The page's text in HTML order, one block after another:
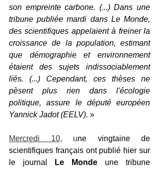
son empreinte carbone. (...) Dans une
tribune publiée mardi dans Le Monde,
des scientifiques appelaient à freiner la
croissance de la population, estimant
que démographie et environnement
étaient des sujets indissociablement
liés. (...) Cependant, ces thèses ne
pèsent plus rien dans l'écologie
politique, assure le député européen
Yannick Jadot (EELV). »
Mercredi 10, une vingtaine de
scientifiques français ont publié hier sur
le journal
Le Monde une tribune